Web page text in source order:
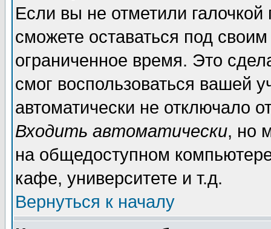
Если вы не отметили галочкой
сможете оставаться под
ограниченное время. Это
смог воспользоваться вашей
автоматически не отключало
Входить автоматически, но
на общедоступном
кафе, университете и т.д.
Вернуться к началу